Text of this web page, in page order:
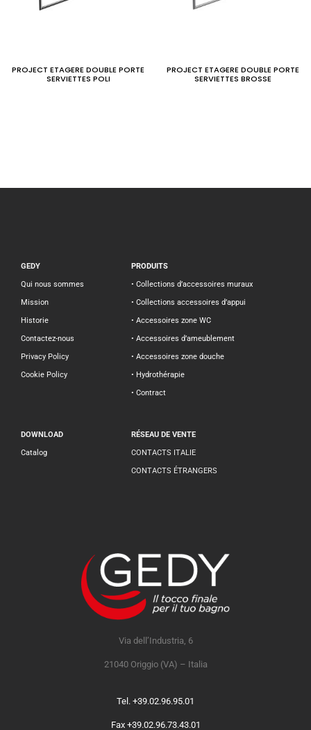
PROJECT ETAGERE DOUBLE PORTE
SERVIETTES POLI
PROJECT ETAGERE DOUBLE PORTE
SERVIETTES BROSSE
GEDY
Qui nous sommes
Mission
Historie
Contactez-nous
Privacy Policy
Cookie Policy
PRODUITS
• Collections d’accessoires muraux
• Collections accessoires d’appui
• Accessoires zone WC
• Accessoires d’ameublement
• Accessoires zone douche
• Hydrothérapie
• Contract
DOWNLOAD
Catalog
RÉSEAU DE VENTE
CONTACTS ITALIE
CONTACTS ÉTRANGERS
Via dell’Industria, 6
21040 Origgio (VA) – Italia
Tel. +39.02.96.95.01
Fax +39.02.96.73.43.01